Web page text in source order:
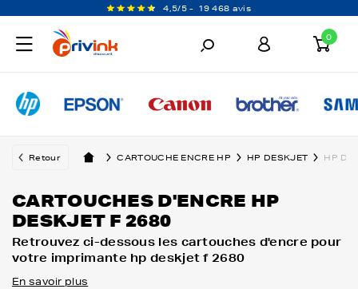
4,5/5 - 19 468 avis
0
Retour CARTOUCHE ENCRE HP HP DESKJET HP
CARTOUCHES D'ENCRE HP
DESKJET F 2680
Retrouvez ci-dessous les cartouches d'encre pour
votre imprimante hp deskjet f 2680
En savoir plus